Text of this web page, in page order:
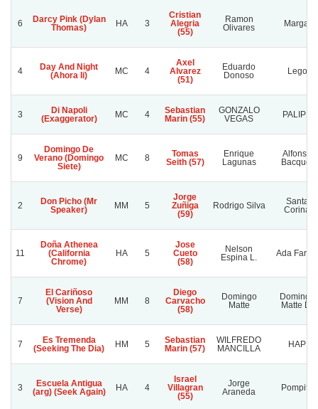
6
Darcy Pink (Dylan
Thomas)
HA 3
Cristian
Alegria
(55)
Ramon
Olivares
Margal
4
Day And Night
(Ahora Ii)
MC 4
Axel
Alvarez
(51)
Eduardo
Donoso
Lego
3
Di Napoli
(Exaggerator)
MC 4
Sebastian
Marin (55)
GONZALO
VEGAS
PALIPE
9
Domingo De
Verano (Domingo
Siete)
MC 8
Tomas
Seith (57)
Enrique
Lagunas
Alfonso
Bacquet
2
Don Picho (Mr
Speaker)
MM 5
Jorge
Zuñiga
(59)
Rodrigo Silva
Santa
Corina
11
Doña Athenea
(California
Chrome)
HA 5
Jose
Cueto
(58)
Nelson
Espina L.
Ada Faride
7
El Cariñoso
(Vision And
Verse)
MM 8
Diego
Carvacho
(58)
Domingo
Matte
Domingo
Matte D.
7
Es Tremenda
(Seeking The Dia)
HM 5
Sebastian
Marin (57)
WILFREDO
MANCILLA
HAP
3
Escuela Antigua
(arg) (Seek Again)
HA 4
Israel
Villagran
(55)
Jorge
Araneda
Pompita